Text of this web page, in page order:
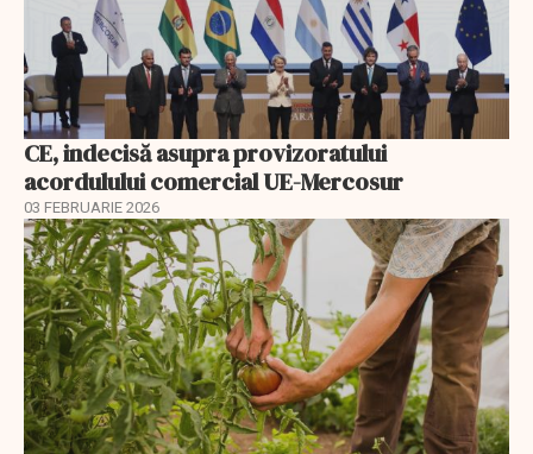
CE, indecisă asupra provizoratului
acordulului comercial UE-Mercosur
03 FEBRUARIE 2026